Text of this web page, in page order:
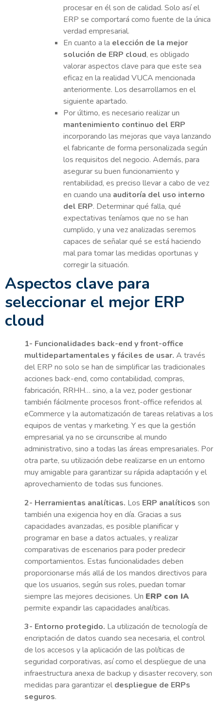
procesar en él son de calidad. Solo así el
ERP se comportará como fuente de la única
verdad empresarial.
En cuanto a la elección de la mejor
solución de ERP cloud, es obligado
valorar aspectos clave para que este sea
eficaz en la realidad VUCA mencionada
anteriormente. Los desarrollamos en el
siguiente apartado.
Por último, es necesario realizar un
mantenimiento continuo del ERP
incorporando las mejoras que vaya lanzando
el fabricante de forma personalizada según
los requisitos del negocio. Además, para
asegurar su buen funcionamiento y
rentabilidad, es preciso llevar a cabo de vez
en cuando una auditoría del uso interno
del ERP. Determinar qué falla, qué
expectativas teníamos que no se han
cumplido, y una vez analizadas seremos
capaces de señalar qué se está haciendo
mal para tomar las medidas oportunas y
corregir la situación.
Aspectos clave para
seleccionar el mejor ERP
cloud
1- Funcionalidades back-end y front-office
multidepartamentales y fáciles de usar. A través
del ERP no solo se han de simplificar las tradicionales
acciones back-end, como contabilidad, compras,
fabricación, RRHH… sino, a la vez, poder gestionar
también fácilmente procesos front-office referidos al
eCommerce y la automatización de tareas relativas a los
equipos de ventas y marketing. Y es que la gestión
empresarial ya no se circunscribe al mundo
administrativo, sino a todas las áreas empresariales. Por
otra parte, su utilización debe realizarse en un entorno
muy amigable para garantizar su rápida adaptación y el
aprovechamiento de todas sus funciones.
2- Herramientas analíticas. Los ERP analíticos son
también una exigencia hoy en día. Gracias a sus
capacidades avanzadas, es posible planificar y
programar en base a datos actuales, y realizar
comparativas de escenarios para poder predecir
comportamientos. Estas funcionalidades deben
proporcionarse más allá de los mandos directivos para
que los usuarios, según sus roles, puedan tomar
siempre las mejores decisiones. Un ERP con IA
permite expandir las capacidades analíticas.
3- Entorno protegido. La utilización de tecnología de
encriptación de datos cuando sea necesaria, el control
de los accesos y la aplicación de las políticas de
seguridad corporativas, así como el despliegue de una
infraestructura anexa de backup y disaster recovery, son
medidas para garantizar el despliegue de ERPs
seguros.